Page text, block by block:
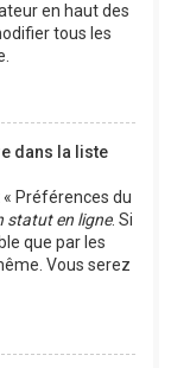
en haut des
tous les
dans la liste
« Préférences du
statut en ligne. Si
que par les
Vous serez